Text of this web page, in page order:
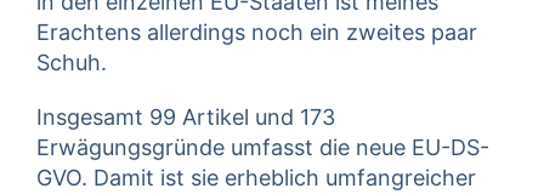
Erachtens allerdings noch ein zweites paar
Schuh.
Insgesamt 99 Artikel und 173
Erwägungsgründe umfasst die neue EU-DS-
GVO. Damit ist sie erheblich umfangreicher